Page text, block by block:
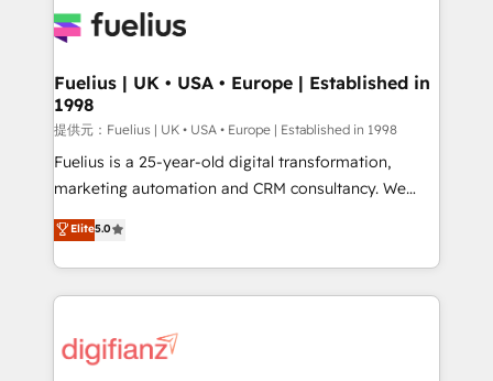
for you and execute it on HubSpot. We are on the
framework, meaning we've been accredited by
HubSpot and vetted by the CCS, which means we
can support public sector companies as well the
other ones listed in our profile. Our services: -
HubSpot implementation - HubSpot CMS website
is there for you to: - Grow revenue, and run your
business more efficiently - Build stronger
more people - Get the most out of your HubSpot
investment
Fuelius | UK • USA • Europe | Established in
1998
提供元：Fuelius | UK • USA • Europe | Established in 1998
Fuelius is a 25-year-old digital transformation,
marketing automation and CRM consultancy. We
enable mid-market and enterprise clients to
maximise their return from digital and fuel their
growth. We modernise platforms, streamline
operations that are causing inefficiencies, improve
supercharge revenue operations Key services: • CRM
Elite5.0